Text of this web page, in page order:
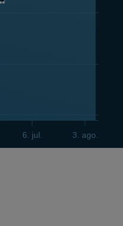
6. jul. 3. ago.